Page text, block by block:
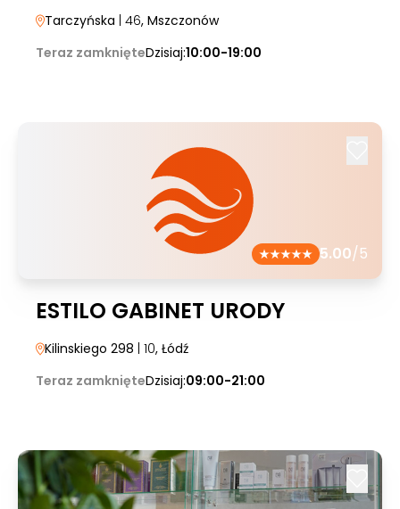
Tarczyńska | 46, Mszczonów
Teraz zamknięteDzisiaj:10:00-19:00
5.00/5
ESTILO GABINET URODY
Kilinskiego 298 | 10, Łódź
Teraz zamknięteDzisiaj:09:00-21:00